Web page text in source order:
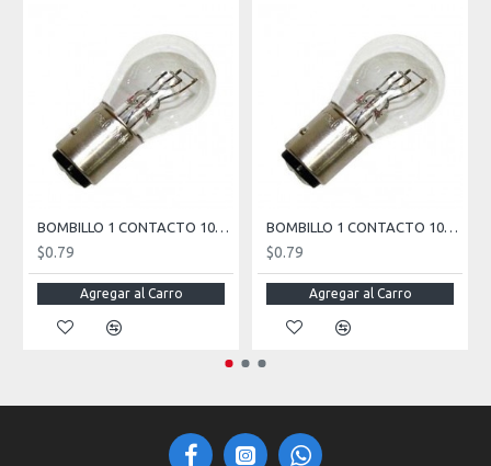
BOMBILLO 1 CONTACTO 1073-12V-21W, FOCO-1C-GERMANY 17635-NARVA
$0.79
Agregar al Carro
BOMBILLO 1 CONTACTO 1073-24V-21W-BA15S, FOCO-1C-GERMANY 17643-NARVA
$0.79
Agregar al Carro